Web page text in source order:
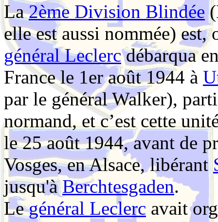
La2ème Division Blindée
elle est aussi nommée)
général Leclercdébarqua
France le 1er août 1944 à
par le général Walker),
normand, et c’est cette
le 25 août 1944, avant de
Vosges, en Alsace, libérant
jusqu'àBerchtesgaden.
Legénéral Leclerc avait